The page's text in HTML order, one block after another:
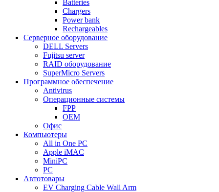
Batteries
Chargers
Power bank
Rechargeables
Серверное оборудование
DELL Servers
Fujitsu server
RAID оборудование
SuperMicro Servers
Программное обеспечение
Antivirus
Операционные системы
FPP
OEM
Офис
Компьютеры
All in One PC
Apple iMAC
MiniPC
PC
Автотовары
EV Charging Cable Wall Arm